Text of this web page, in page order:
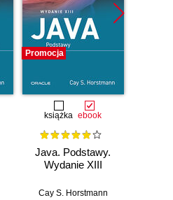
Promocja
książka ebook
Java. Podstawy.
Wydanie XIII
Cay S. Horstmann